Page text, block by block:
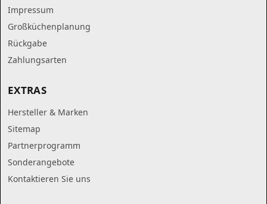
Impressum
Großküchenplanung
Rückgabe
Zahlungsarten
EXTRAS
Hersteller & Marken
Sitemap
Partnerprogramm
Sonderangebote
Kontaktieren Sie uns